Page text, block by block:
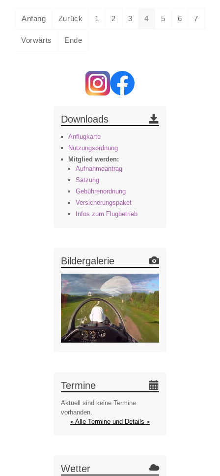
Anfang Zurück 1 2 3 4 5 6 7
Vorwärts Ende
Downloads
Anflugkarte
Nutzungsordnung
Mitglied werden:
Aufnahmeantrag
Satzung
Gebührenordnung
Versicherungspaket
Infos zum Flugbetrieb
Bildergalerie
Termine
Aktuell sind keine Termine
vorhanden.
» Alle Termine und Details «
Wetter